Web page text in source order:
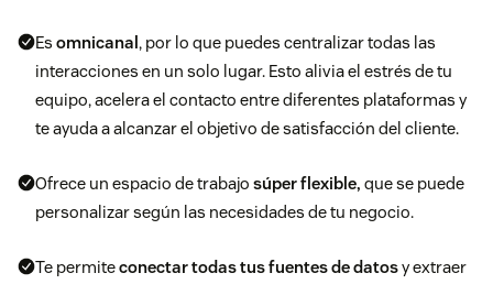
Es omnicanal , por lo que puedes centralizar todas las
interacciones en un solo lugar. Esto alivia el estrés de tu
equipo, acelera el contacto entre diferentes plataformas y
te ayuda a alcanzar el objetivo de satisfacción del cliente.
Ofrece un espacio de trabajo súper flexible, que se puede
personalizar según las necesidades de tu negocio.
Te permiteconectar todas tus fuentes de datosy extraer